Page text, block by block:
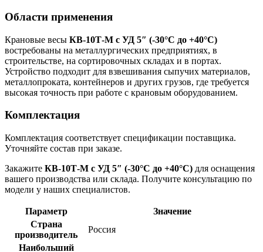
Области применения
Крановые весы КВ-10Т-М с УД 5″ (-30°C до +40°C)
востребованы на металлургических предприятиях, в
строительстве, на сортировочных складах и в портах.
Устройство подходит для взвешивания сыпучих материалов,
металлопроката, контейнеров и других грузов, где требуется
высокая точность при работе с крановым оборудованием.
Комплектация
Комплектация соответствует спецификации поставщика.
Уточняйте состав при заказе.
Закажите КВ-10Т-М с УД 5″ (-30°C до +40°C) для оснащения
вашего производства или склада. Получите консультацию по
модели у наших специалистов.
Параметр
Значение
Страна
производитель
Россия
Наибольший